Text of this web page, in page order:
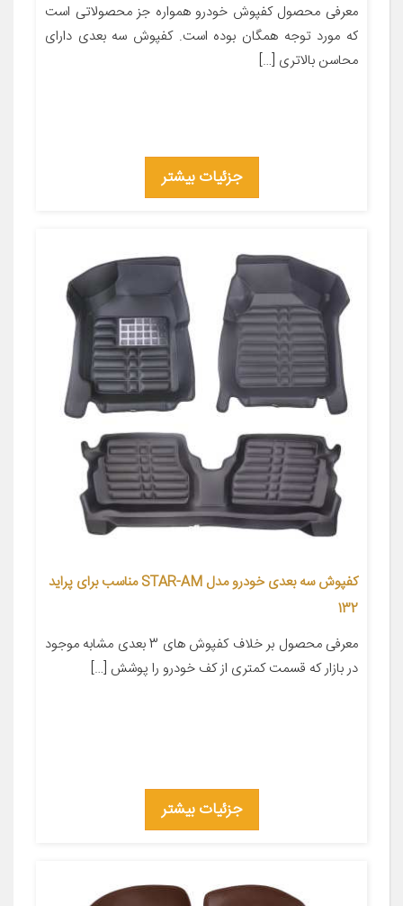
معرفی محصول کفپوش خودرو همواره جز محصولاتی است
که مورد توجه همگان بوده است. کفپوش سه بعدی دارای
محاسن بالاتری […]
جزئیات بیشتر
کفپوش سه بعدی خودرو مدل STAR-AM مناسب برای پراید
132
معرفی محصول بر خلاف کفپوش های 3 بعدی مشابه موجود
در بازار که قسمت کمتری از کف خودرو را پوشش […]
جزئیات بیشتر